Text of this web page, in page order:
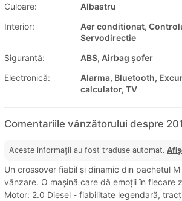
Culoare:
Albastru
Interior:
Aer conditionat,
Servodirectie
Siguranţă:
ABS, Airbag șofer
Electronică:
Alarma, Bluetooth,
calculator, TV
Comentariile vânzătorului despre
Aceste informații au fost traduse automat.
Un crossover fiabil și dinamic din pachetul
vânzare. O mașină care dă emoții în fiecare
Motor: 2.0 Diesel - fiabilitate legendară,